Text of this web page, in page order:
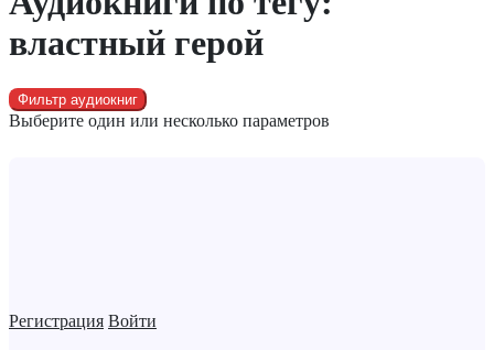
Регистрация Войти
властный герой
Фильтр аудиокниг
Выберите один или несколько параметров